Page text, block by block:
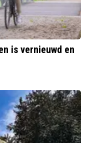
is vernieuwd en